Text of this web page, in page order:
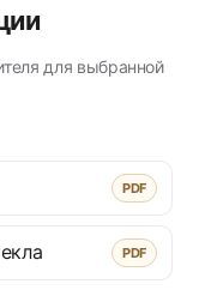
для выбранной
PDF
PDF